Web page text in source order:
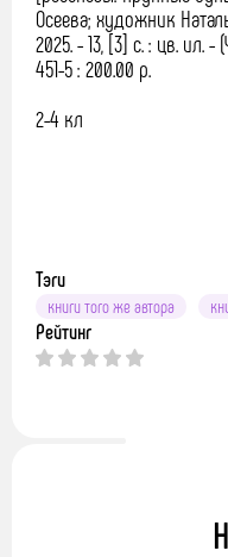
Осеева; художник
2025. - 13, [3] с. : цв. ил. -
451-5 : 200.00 р.
2-4 кл
Тэги
книги того же автора
Рейтинг